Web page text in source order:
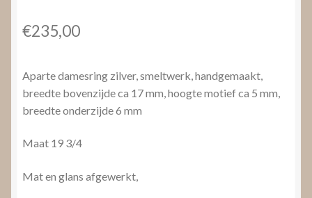
€235,00
Aparte damesring zilver, smeltwerk, handgemaakt,
breedte bovenzijde ca 17 mm, hoogte motief ca 5 mm,
breedte onderzijde 6 mm
Maat 19 3/4
Mat en glans afgewerkt,